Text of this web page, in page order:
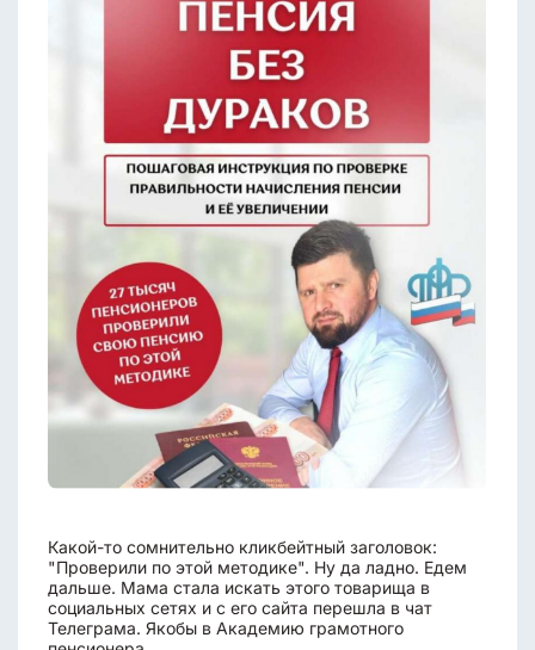
Какой-то сомнительно кликбейтный заголовок:
"Проверили по этой методике". Ну да ладно. Едем
дальше. Мама стала искать этого товарища в
социальных сетях и с его сайта перешла в чат
Телеграма. Якобы в Академию грамотного